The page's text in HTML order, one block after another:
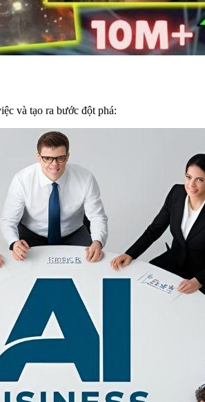
và tạo ra bước đột phá: